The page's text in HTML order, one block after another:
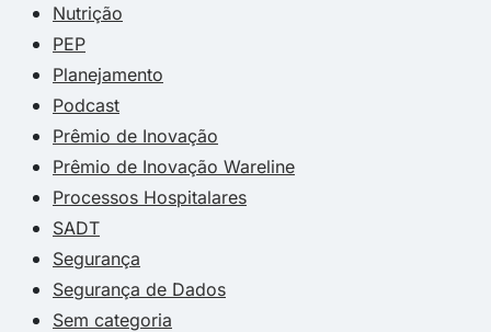
Nutrição
PEP
Planejamento
Podcast
Prêmio de Inovação
Prêmio de Inovação Wareline
Processos Hospitalares
SADT
Segurança
Segurança de Dados
Sem categoria